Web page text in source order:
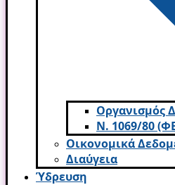
Οργανισμός
Ν. 1069/80
Οικονομικά
Διαύγεια
Ύδρευση